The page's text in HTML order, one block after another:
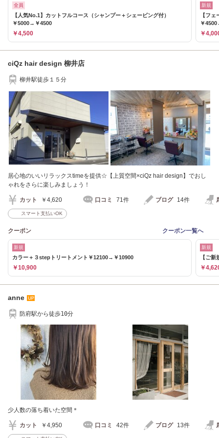
全員
【人気No.1】カットフルコース（シャンプー＋シェービング付）
￥5000→￥4500
￥4,500
新規
【フ
￥
￥
ciQz hair design 柳井店
柳井駅徒歩１５分
居心地のいいリラックスtimeを提供☆【上質空間×ciQz hair design】でおし
ゃれをさらに楽しみましょう！
カット ￥4,620 口コミ 71件 ブログ 14件
スマート支払いOK
クーポン クーポン一覧へ
新規
カラー＋３stepトリートメント￥12100→￥10900
￥10,900
新規
【ご
￥
anne
防府駅から徒歩10分
少人数の落ち着いた空間＊
カット ￥4,950 口コミ 42件 ブログ 13件